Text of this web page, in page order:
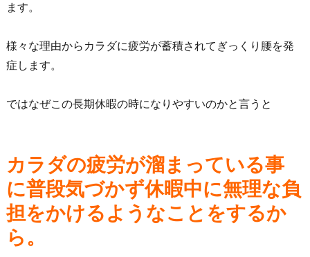
ます。
様々な理由からカラダに疲労が蓄積されてぎっくり腰を発
症します。
ではなぜこの長期休暇の時になりやすいのかと言うと
カラダの疲労が溜まっている事
に普段気づかず休暇中に無理な負
担をかけるようなことをするか
ら。